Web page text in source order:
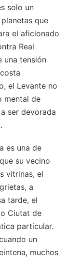
solo un
que
el aficionado
Real
una tensión
el Levante no
mental de
ser devorada
es una de
su vecino
vitrinas, el
a
tarde, el
Ciutat de
particular.
un
muchos